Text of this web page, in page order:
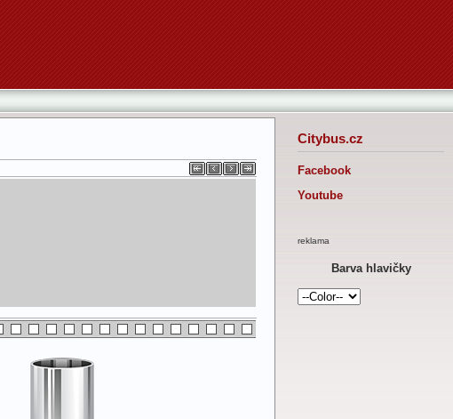
Citybus.cz
Facebook
Youtube
reklama
Barva hlavičky